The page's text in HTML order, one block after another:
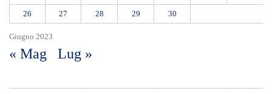
Giugno 2023
26 27 28 29 30
« Mag Lug »